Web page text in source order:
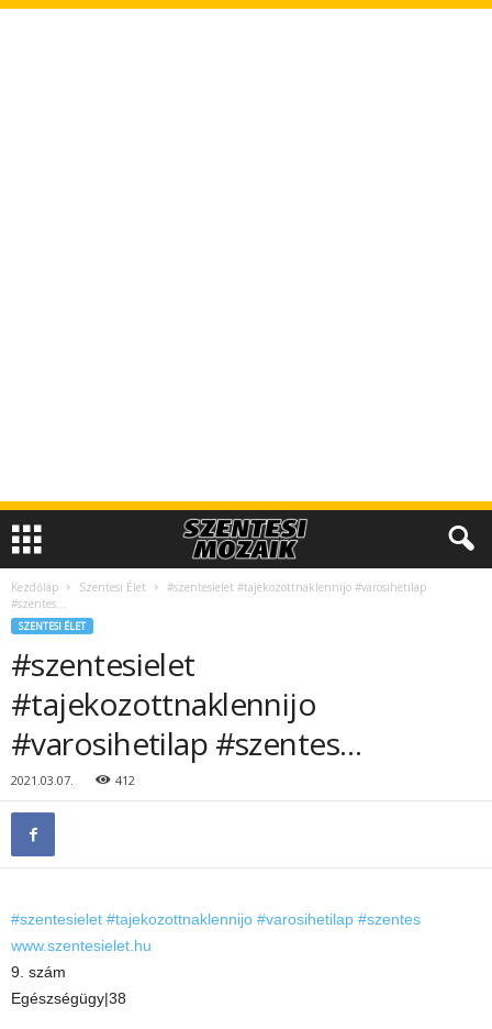
Kezdőlap Szentesi Élet
#szentesielet #tajekozottnaklennijo #varosihetilap
#szentes…
SZENTESI ÉLET
#szentesielet
#tajekozottnaklennijo
#varosihetilap #szentes…
2021.03.07. 412
#szentesielet #tajekozottnaklennijo #varosihetilap #szentes
www.szentesielet.hu
9. szám
Egészségügy|38